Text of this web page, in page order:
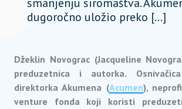
dugoročno uložio preko […]
Džeklin Novograc (Jacqueline
preduzetnica i autorka.
direktorka Akumena (Acumen),
venture fonda koji koristi